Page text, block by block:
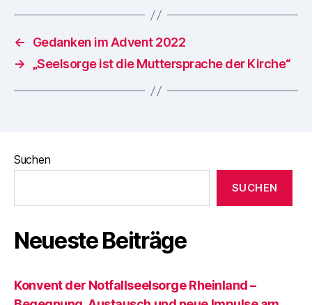
←
Gedanken im Advent 2022
→
„Seelsorge ist die Muttersprache der Kirche“
Suchen
SUCHEN
Neueste Beiträge
Konvent der Notfallseelsorge Rheinland –